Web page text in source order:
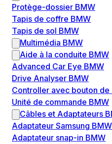
Protège-dossier BMW
Tapis de coffre BMW
Tapis de sol BMW
Multimédia BMW
Aide à la conduite BMW
Advanced Car Eye BMW
Drive Analyser BMW
Controller avec bouton de
Unité de commande BMW
Câbles et Adaptateurs
Adaptateur Samsung BMW
Adaptateur snap-in BMW